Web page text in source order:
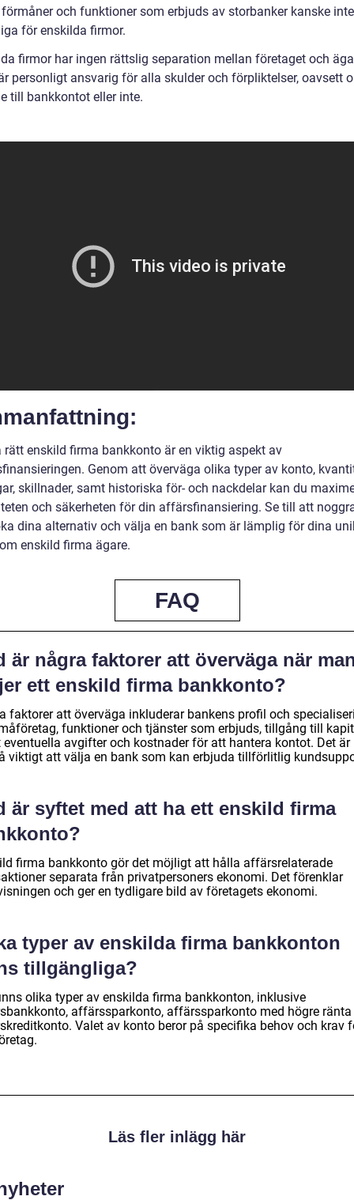
och funktioner som erbjuds av storbanker kanske
för enskilda firmor.
firmor har ingen rättslig separation mellan företaget och
personligt ansvarig för alla skulder och förpliktelser, oavsett
till bankkontot eller inte.
rätt enskild firma bankkonto är en viktig aspekt av
Genom att överväga olika typer av konto,
skillnader, samt historiska för- och nackdelar kan du
och säkerheten för din affärsfinansiering. Se till att
dina alternativ och välja en bank som är lämplig för dina
enskild firma ägare.
FAQ
är några faktorer att överväga när
ett enskild firma bankkonto?
faktorer att överväga inkluderar bankens profil och
funktioner och tjänster som erbjuds, tillgång till
eventuella avgifter och kostnader för att hantera kontot. Det är
viktigt att välja en bank som kan erbjuda tillförlitlig
är syftet med att ha ett enskild firma
firma bankkonto gör det möjligt att hålla affärsrelaterade
separata från privatpersoners ekonomi. Det förenklar
och ger en tydligare bild av företagets ekonomi.
typer av enskilda firma bankkonton
tillgängliga?
olika typer av enskilda firma bankkonton, inklusive
affärssparkonto, affärssparkonto med högre ränta
Valet av konto beror på specifika behov och krav
Läs fler inlägg här